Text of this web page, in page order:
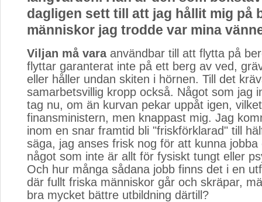
dagligen sett till att jag hållit mig på
människor jag trodde var mina
Viljan må varaanvändbar till att flytta på
flyttar garanterat inte på ett berg av ved,
eller håller undan skiten i hörnen. Till det
samarbetsvillig kropp också. Något som jag
tag nu, om än kurvan pekar uppåt igen,
finansministern, men knappast mig. Jag
inom en snar framtid bli "friskförklarad" till
säga, jag anses frisk nog för att kunna jobba
något som inte är allt för fysiskt tungt eller
Och hur många sådana jobb finns det i en
där fullt friska människor går och skräpar,
bra mycket bättre utbildning därtill?